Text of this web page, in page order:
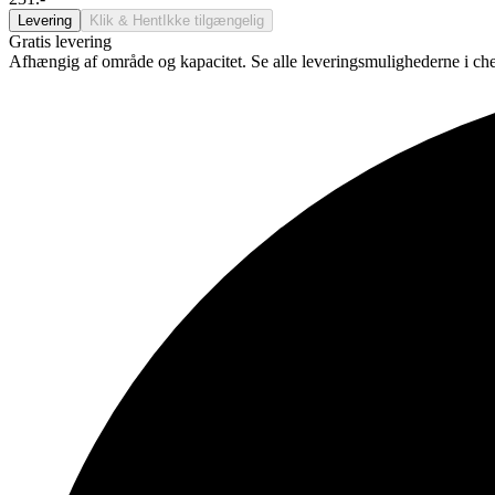
Levering Klik & Hent Ikke tilgængelig
Gratis levering
Afhængig af område og kapacitet. Se alle leveringsmulighederne i